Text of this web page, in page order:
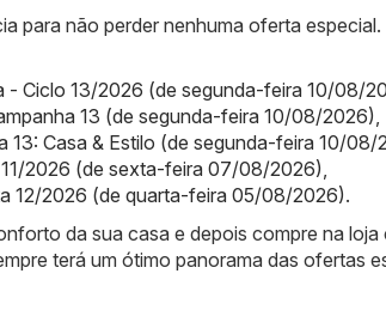
para não perder nenhuma oferta especial.
- Ciclo 13/2026 (de segunda-feira 10/08/
13 (de segunda-feira 10/08/2026)
13: Casa & Estilo (de segunda-feira 10/08/
2026 (de sexta-feira 07/08/2026)
12/2026 (de quarta-feira 05/08/2026).
da sua casa e depois compre na loja
terá um ótimo panorama das ofertas